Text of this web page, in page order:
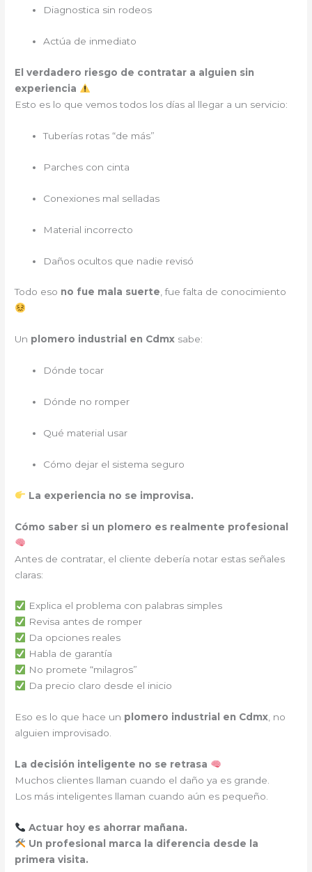
Diagnostica sin rodeos
Actúa de inmediato
El verdadero riesgo de contratar a alguien sin
experiencia
Esto es lo que vemos todos los días al llegar a un servicio:
Tuberías rotas “de más”
Parches con cinta
Conexiones mal selladas
Material incorrecto
Daños ocultos que nadie revisó
Todo eso no fue mala suerte, fue falta de conocimiento
Un plomero industrial en Cdmx sabe:
Dónde tocar
Dónde no romper
Qué material usar
Cómo dejar el sistema seguro
La experiencia no se improvisa.
Cómo saber si un plomero es realmente profesional
Antes de contratar, el cliente debería notar estas señales
claras:
Explica el problema con palabras simples
Revisa antes de romper
Da opciones reales
Habla de garantía
No promete “milagros”
Da precio claro desde el inicio
Eso es lo que hace un plomero industrial en Cdmx, no
alguien improvisado.
La decisión inteligente no se retrasa
Muchos clientes llaman cuando el daño ya es grande.
Los más inteligentes llaman cuando aún es pequeño.
Actuar hoy es ahorrar mañana.
Un profesional marca la diferencia desde la
primera visita.